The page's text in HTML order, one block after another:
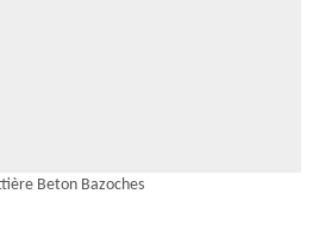
Beton Bazoches